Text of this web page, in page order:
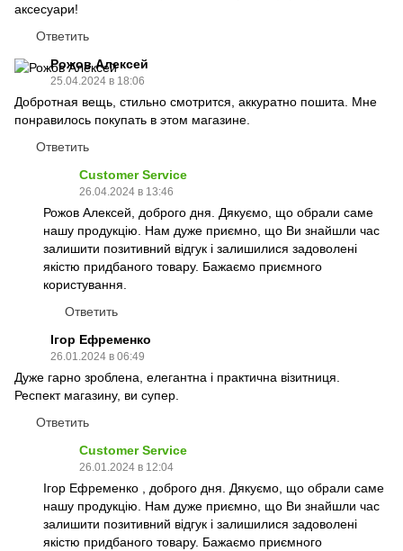
аксесуари!
Ответить
Рожов Алексей
25.04.2024 в 18:06
Добротная вещь, стильно смотрится, аккуратно пошита. Мне
понравилось покупать в этом магазине.
Ответить
Customer Service
26.04.2024 в 13:46
Рожов Алексей, доброго дня. Дякуємо, що обрали саме
нашу продукцію. Нам дуже приємно, що Ви знайшли час
залишити позитивний відгук і залишилися задоволені
якістю придбаного товару. Бажаємо приємного
користування.
Ответить
Ігор Ефременко
26.01.2024 в 06:49
Дуже гарно зроблена, елегантна і практична візитниця.
Респект магазину, ви супер.
Ответить
Customer Service
26.01.2024 в 12:04
Ігор Ефременко , доброго дня. Дякуємо, що обрали саме
нашу продукцію. Нам дуже приємно, що Ви знайшли час
залишити позитивний відгук і залишилися задоволені
якістю придбаного товару. Бажаємо приємного